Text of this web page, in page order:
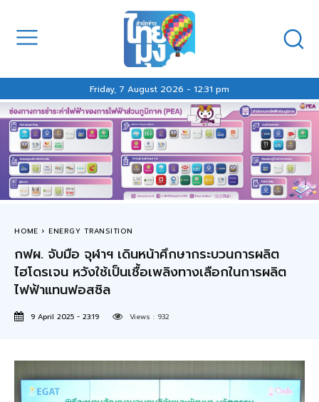
Friday, 7 August 2026 - 12:31 pm
HOME ENERGY TRANSITION
กฟผ. จับมือ จุฬาฯ เดินหน้าศึกษากระบวนการผลิต
ไฮโดรเจน หวังใช้เป็นเชื้อเพลิงทางเลือกในการผลิต
ไฟฟ้าแทนฟอสซิล
9 April 2025 - 23:19 Views : 932